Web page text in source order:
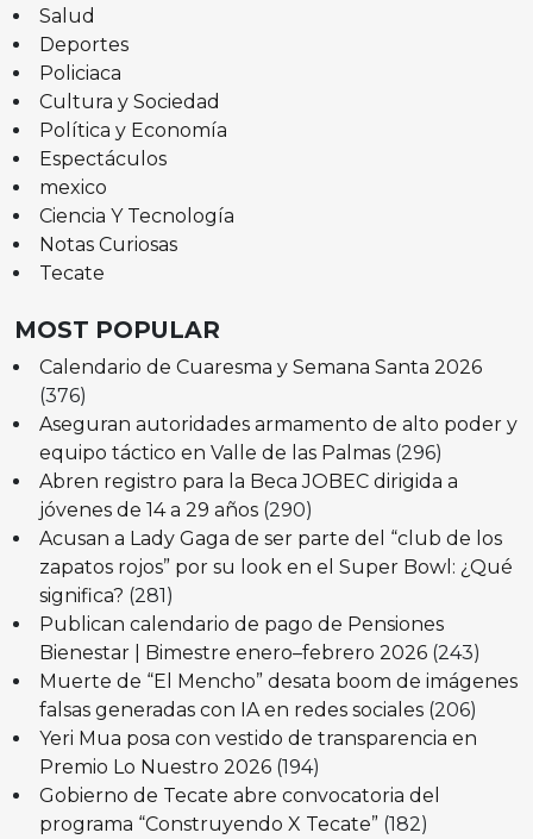
Salud
Deportes
Policiaca
Cultura y Sociedad
Política y Economía
Espectáculos
mexico
Ciencia Y Tecnología
Notas Curiosas
Tecate
MOST POPULAR
Calendario de Cuaresma y Semana Santa 2026
(376)
Aseguran autoridades armamento de alto poder y
equipo táctico en Valle de las Palmas (296)
Abren registro para la Beca JOBEC dirigida a
jóvenes de 14 a 29 años (290)
Acusan a Lady Gaga de ser parte del “club de los
zapatos rojos” por su look en el Super Bowl: ¿Qué
significa? (281)
Publican calendario de pago de Pensiones
Bienestar | Bimestre enero–febrero 2026 (243)
Muerte de “El Mencho” desata boom de imágenes
falsas generadas con IA en redes sociales (206)
Yeri Mua posa con vestido de transparencia en
Premio Lo Nuestro 2026 (194)
Gobierno de Tecate abre convocatoria del
programa “Construyendo X Tecate” (182)